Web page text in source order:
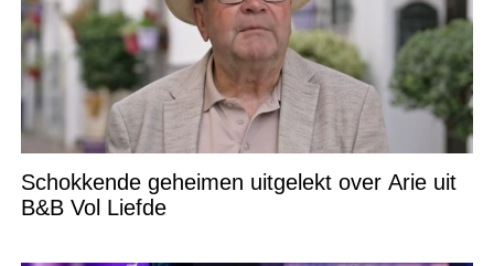
Schokkende geheimen uitgelekt over Arie uit
B&B Vol Liefde